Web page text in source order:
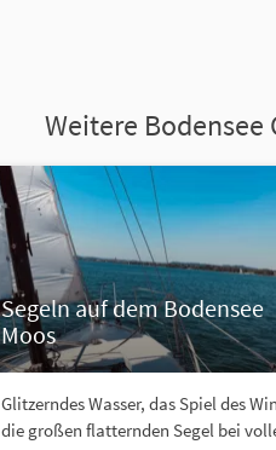
Weitere Bodensee
Segeln auf dem Bodensee
Moos
Glitzerndes Wasser, das Spiel des
die großen flatternden Segel bei